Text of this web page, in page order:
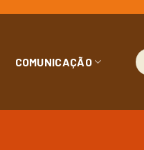
COMUNICAÇÃO